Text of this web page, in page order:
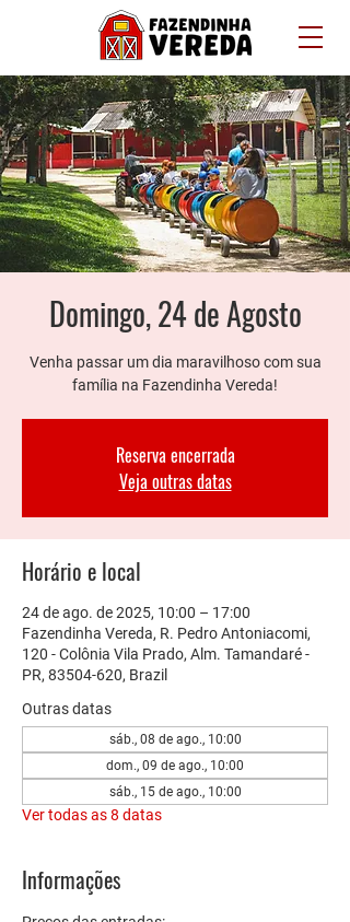
Domingo, 24 de Agosto
Venha passar um dia maravilhoso com sua
família na Fazendinha Vereda!
Reserva encerrada
Veja outras datas
Horário e local
24 de ago. de 2025, 10:00 – 17:00
Fazendinha Vereda, R. Pedro Antoniacomi,
120 - Colônia Vila Prado, Alm. Tamandaré -
PR, 83504-620, Brazil
Outras datas
sáb., 08 de ago., 10:00
dom., 09 de ago., 10:00
sáb., 15 de ago., 10:00
Ver todas as 8 datas
Informações